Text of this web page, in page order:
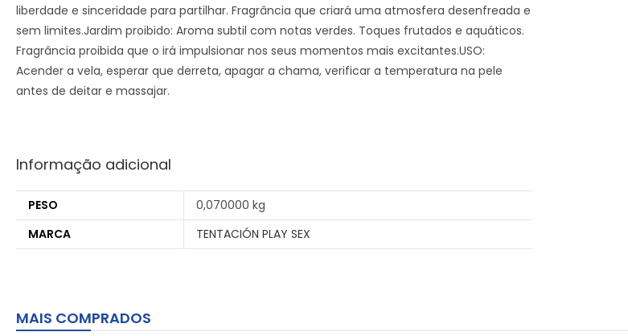
liberdade e sinceridade para partilhar. Fragrância que criará uma atmosfera desenfreada e
sem limites.Jardim proibido: Aroma subtil com notas verdes. Toques frutados e aquáticos.
Fragrância proibida que o irá impulsionar nos seus momentos mais excitantes.USO:
Acender a vela, esperar que derreta, apagar a chama, verificar a temperatura na pele
antes de deitar e massajar.
Informação adicional
PESO
0,070000 kg
MARCA
TENTACIÓN PLAY SEX
MAIS COMPRADOS